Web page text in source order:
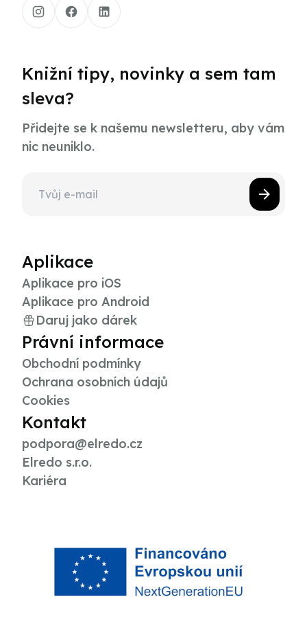
Knižní tipy, novinky a sem tam
sleva?
Přidejte se k našemu newsletteru, aby vám
nic neuniklo.
Aplikace
Aplikace pro iOS
Aplikace pro Android
Daruj jako dárek
Právní informace
Obchodní podmínky
Ochrana osobních údajů
Cookies
Kontakt
podpora@elredo.cz
Elredo s.r.o.
Kariéra